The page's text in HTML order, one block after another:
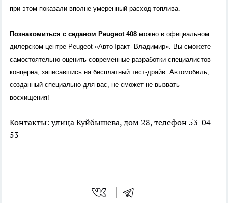
при этом показали вполне умеренный расход топлива.
Познакомиться с седаном Peugeot 408 можно в официальном
дилерском центре Peugeot «АвтоТракт- Владимир». Вы сможете
самостоятельно оценить современные разработки специалистов
концерна, записавшись на бесплатный тест-драйв. Автомобиль,
созданный специально для вас, не сможет не вызвать
восхищения!
Контакты: улица Куйбышева, дом 28, телефон 53-04-
53